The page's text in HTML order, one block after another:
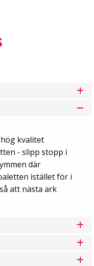
kvalitet
- slipp stopp i
där
istället för i
att nästa ark